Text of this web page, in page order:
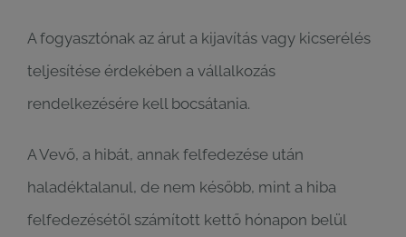
A fogyasztónak az árut a kijavítás vagy kicserélés
teljesítése érdekében a vállalkozás
rendelkezésére kell bocsátania.
A Vevő, a hibát, annak felfedezése után
haladéktalanul, de nem később, mint a hiba
felfedezésétől számított kettő hónapon belül